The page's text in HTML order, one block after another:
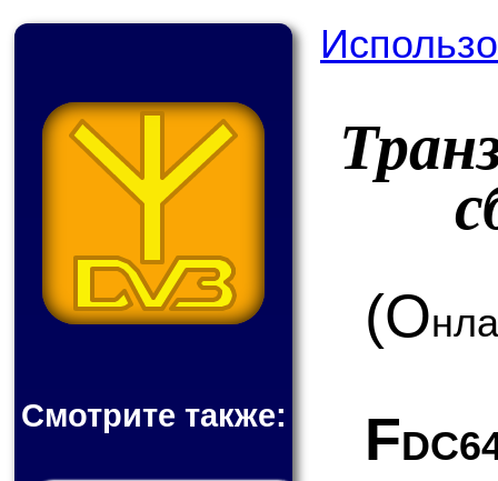
Смотрите также:
(О
F